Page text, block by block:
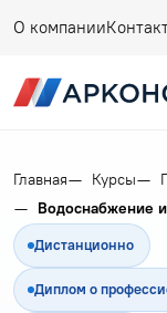
О компании
Главная Курсы
Водоснабжение
Дистанционно
Диплом о